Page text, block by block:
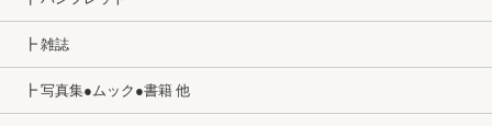
┣ 雑誌
┣ 写真集●ムック●書籍 他